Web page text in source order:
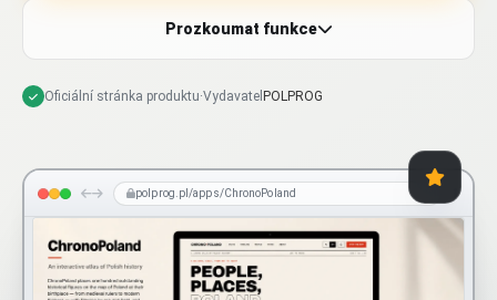
Prozkoumat funkce
Oficiální stránka produktu·Vydavatel POLPROG
polprog.pl/apps/ChronoPoland